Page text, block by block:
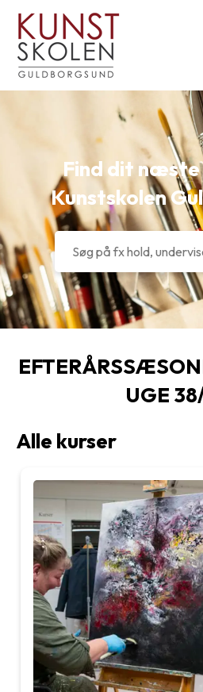
Menu
Find dit næste
Kunstskolen
UGE
Alle kurser